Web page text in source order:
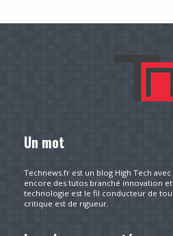
Un mot
Technews.fr est un blog High Tech avec
encore des tutos branché innovation
technologie est le fil conducteur de
critique est de rigueur.